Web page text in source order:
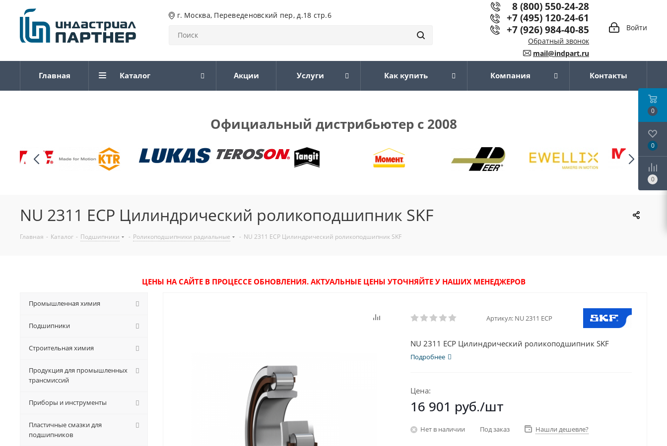
г. Москва, Переведеновский пер, д.18 стр.6
Войти
8 (800) 550-24-28
+7 (495) 120-24-61
+7 (926) 984-40-85
Обратный звонок
mail@indpart.ru
Главная Каталог Акции Услуги Как купить Компания Контакты
Официальный дистрибьютер с 2008
NU 2311 ECP Цилиндрический роликоподшипник SKF
Главная - Каталог - Подшипники - Роликоподшипники радиальные - NU 2311 ECP Цилиндрический роликоподшипник SKF
ЦЕНЫ НА САЙТЕ В ПРОЦЕССЕ ОБНОВЛЕНИЯ. АКТУАЛЬНЫЕ ЦЕНЫ УТОЧНЯЙТЕ У НАШИХ МЕНЕДЖЕРОВ
Артикул: NU 2311 ECP
NU 2311 ECP Цилиндрический роликоподшипник SKF
Подробнее
Цена:
16 901 руб./шт
Нет в наличии Под заказ Нашли дешевле?
Промышленная химия
Подшипники
Строительная химия
Продукция для промышленных
трансмиссий
Приборы и инструменты
Пластичные смазки для
подшипников
0
0
0